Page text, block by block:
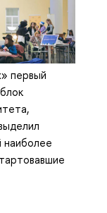
первый
наиболее